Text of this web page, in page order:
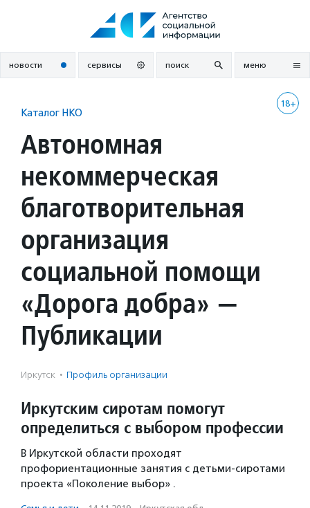
новости сервисы поиск меню
18+
Каталог НКО
Автономная
некоммерческая
благотворительная
организация
социальной помощи
«Дорога добра» —
Публикации
Иркутск · Профиль организации
Иркутским сиротам помогут
определиться с выбором профессии
В Иркутской области проходят
профориентационные занятия с детьми-сиротами
проекта «Поколение выбор» .